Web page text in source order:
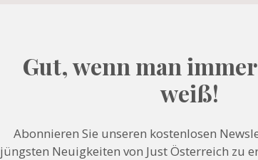
Gut, wenn man
weiß!
Abonnieren Sie unseren kostenlosen
jüngsten Neuigkeiten von Just Österreich zu